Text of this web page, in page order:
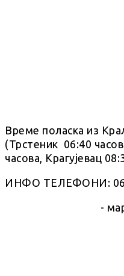
Време поласка из
(Трстеник 06:40
часова, Крагујевац
ИНФО ТЕЛЕФОНИ:
-